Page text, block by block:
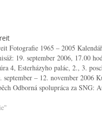
Fotografie 1965 – 2005
19. september 2006, 17.00
4, Esterházyho palác, 2., 3.
september – 12. november 2006
Odborná spolupráca za SNG:
pod záštitou…